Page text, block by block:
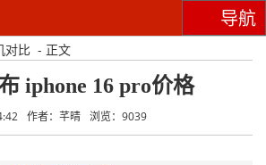
导航
对比 - 正文
iphone 16 pro价格
作者：芊晴 浏览：9039